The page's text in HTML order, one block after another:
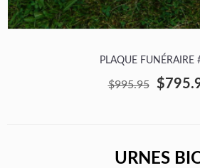
PLAQUE FUNÉRAIRE
$995.95
URNES